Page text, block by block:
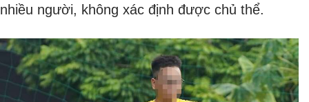
nhiều người, không xác định được chủ thể.